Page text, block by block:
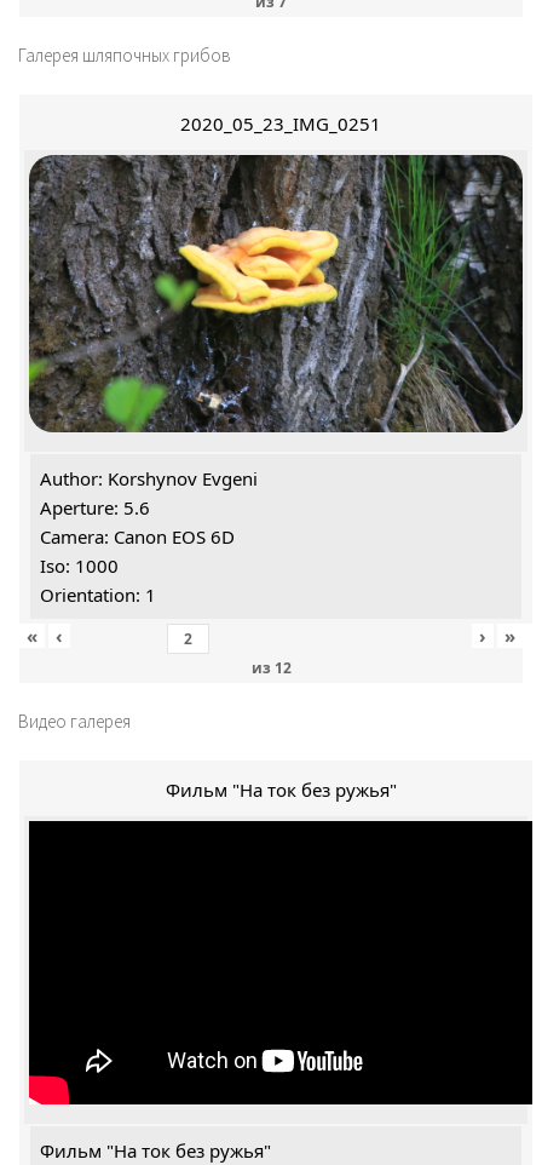
Галерея шляпочных грибов
2020_05_23_IMG_0251
Author: Korshynov Evgeni
Aperture: 5.6
Camera: Canon EOS 6D
Iso: 1000
Orientation: 1
«
‹
из 12
› »
Видео галерея
Фильм "На ток без ружья"
Фильм "На ток без ружья"